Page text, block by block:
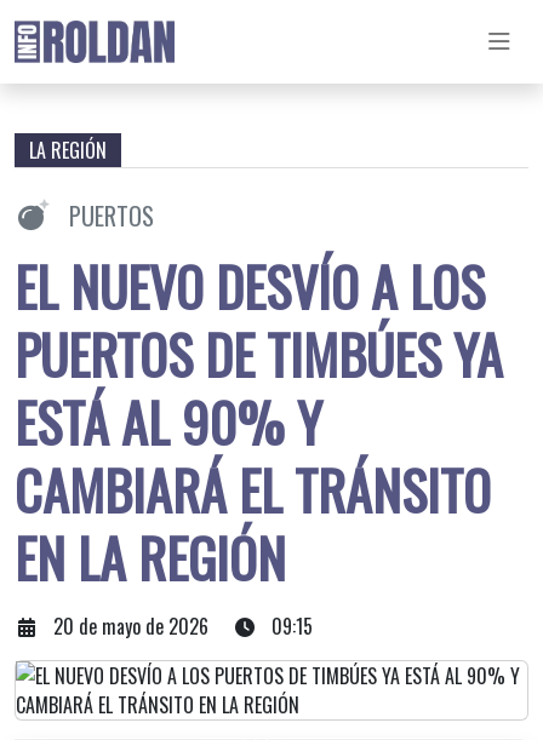
LA REGIÓN
PUERTOS
EL NUEVO DESVÍO A LOS
PUERTOS DE TIMBÚES YA
ESTÁ AL 90% Y
CAMBIARÁ EL TRÁNSITO
EN LA REGIÓN
20 de mayo de 2026 09:15